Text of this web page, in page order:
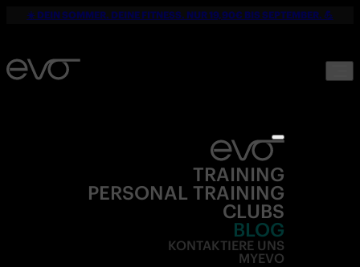
☀️ DEIN SOMMER. DEINE FITNESS. NUR 19,90€ BIS SEPTEMBER. 💪
TRAINING
PERSONAL TRAINING
CLUBS
BLOG
KONTAKTIERE UNS
MYEVO